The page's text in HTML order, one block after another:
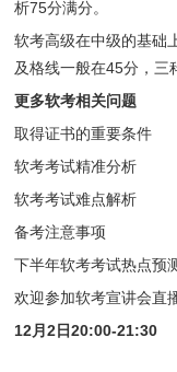
析75分满分。
软考高级在中级的基础
及格线一般在45分，三
更多软考相关问题
取得证书的重要条件
软考考试精准分析
软考考试难点解析
备考注意事项
下半年软考考试热点预
欢迎参加软考宣讲会直
12月2日20:00-21:30